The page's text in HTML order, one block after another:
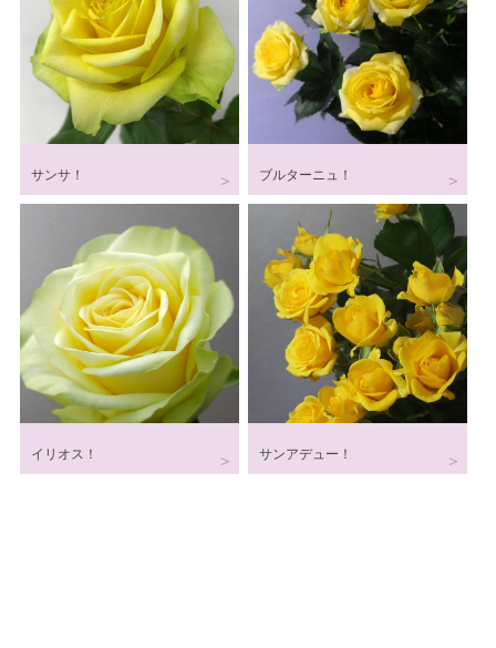
サンサ！ ブルターニュ！
イリオス！ サンアデュー！